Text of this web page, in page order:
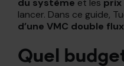
du système et les prix
lancer. Dans ce guide,
d’une VMC double flux
Quel